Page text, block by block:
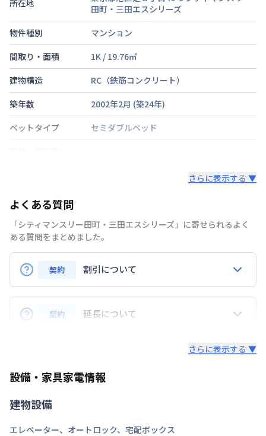
所在地
田町・三田エスシリーズ
物件種別
マンション
間取り・面積
1K / 19.76㎡
建物構造
RC（鉄筋コンクリート）
築年数
2002年2月 (築24年)
ベットタイプ
セミダブルベッド
部屋の向き
禁煙・喫煙
禁煙
交通
東京都大江戸線
駐車場
あり(空き要確認)
情報更新日 2026年7月23日
さらに表示する ▼
よくある質問
「シティマンスリー田町・三田エスシリーズ」に寄せられるよく
ある質問をまとめました。
契約 割引について
Q.リピーターの場合、割引はありますか？
A.はい、ございます。リピーターのお客様にはリピー
ター特典といたしまして、毎月の賃料から3,000円割
契約 延長について
法人契約の場合、通常延長は7日前までにご連絡いた
だければ、1日単位でのご延長が可能でざいます。
（ご延長が14日未満の場合は、そこで契約終了とさ
せていただきます。）
さらに表示する ▼
設備・家具家電情報
建物設備
エレベーター、 オートロック、 宅配ボックス